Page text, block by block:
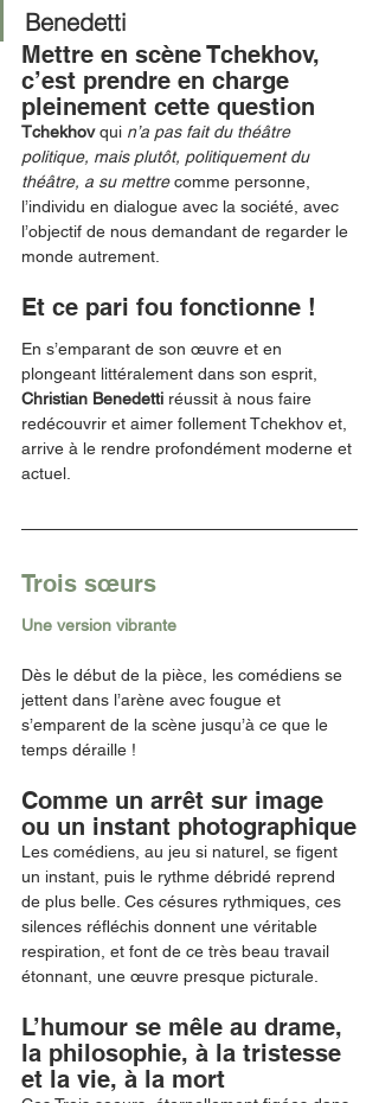
Benedetti
Mettre en scène Tchekhov,
c’est prendre en charge
pleinement cette question
Tchekhov qui n’a pas fait du théâtre
politique, mais plutôt, politiquement du
théâtre, a su mettre comme personne,
l’individu en dialogue avec la société, avec
l’objectif de nous demandant de regarder le
monde autrement.
Et ce pari fou fonctionne !
En s’emparant de son œuvre et en
plongeant littéralement dans son esprit,
Christian Benedetti réussit à nous faire
redécouvrir et aimer follement Tchekhov et,
arrive à le rendre profondément moderne et
actuel.
Trois sœurs
Une version vibrante
Dès le début de la pièce, les comédiens se
jettent dans l’arène avec fougue et
s’emparent de la scène jusqu’à ce que le
temps déraille !
Comme un arrêt sur image
ou un instant photographique
Les comédiens, au jeu si naturel, se figent
un instant, puis le rythme débridé reprend
de plus belle. Ces césures rythmiques, ces
silences réfléchis donnent une véritable
respiration, et font de ce très beau travail
étonnant, une œuvre presque picturale.
L’humour se mêle au drame,
la philosophie, à la tristesse
et la vie, à la mort